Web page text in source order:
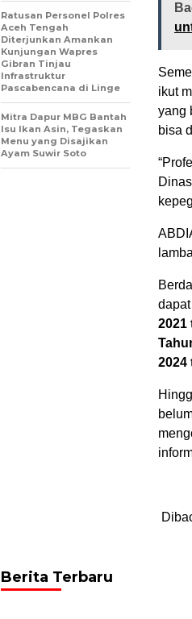
ikut
yang
bisa
2021
2024
Ratusan Personel Polres
Aceh Tengah
Diterjunkan Amankan
Kunjungan Wapres
Gibran Tinjau
Infrastruktur
Pascabencana di Linge
‎Mitra Dapur MBG Bantah
Isu Ikan Asin, Tegaskan
Menu yang Disajikan
Ayam Suwir Soto
Berita Terbaru